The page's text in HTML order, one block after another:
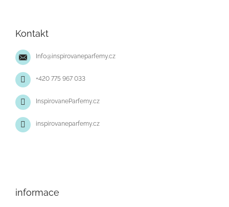
Kontakt
Info@inspirovaneparfemy.cz
+420 775 967 033
InspirovaneParfemy.cz
inspirovaneparfemy.cz
informace